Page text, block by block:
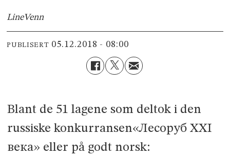
LineVenn
PUBLISERT 05.12.2018 - 08:00
Blant de 51 lagene som deltok i den
russiske konkurransen«Лесоруб XXI
века» eller på godt norsk: